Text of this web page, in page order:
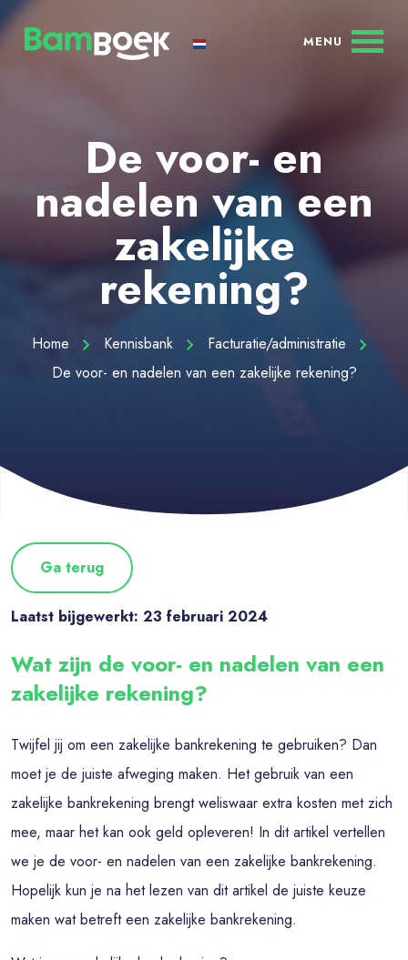
De voor- en
nadelen van een
zakelijke
rekening?
Home Kennisbank
Facturatie/administratie
De voor- en nadelen van een zakelijke rekening?
Ga terug
Laatst bijgewerkt: 23 februari 2024
Wat zijn de voor- en nadelen van een
zakelijke rekening?
Twijfel jij om een zakelijke bankrekening te gebruiken? Dan
moet je de juiste afweging maken. Het gebruik van een
zakelijke bankrekening brengt weliswaar extra kosten met zich
mee, maar het kan ook geld opleveren! In dit artikel vertellen
we je de voor- en nadelen van een zakelijke bankrekening.
Hopelijk kun je na het lezen van dit artikel de juiste keuze
maken wat betreft een zakelijke bankrekening.